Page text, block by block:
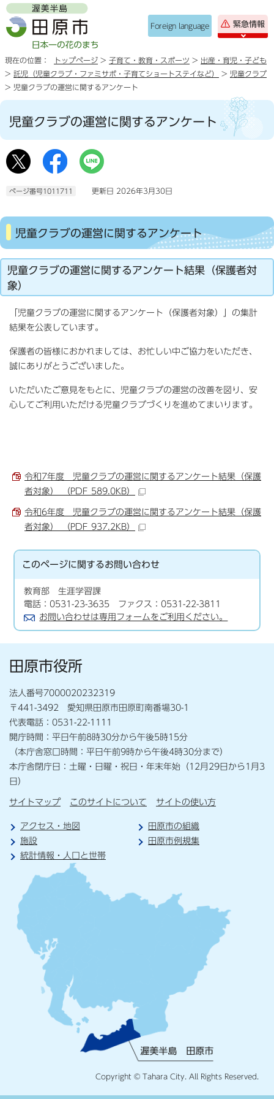
Foreign language 緊急情報
現在の位置： トップページ > 子育て・教育・スポーツ > 出産・育児・子ども
> 託児（児童クラブ・ファミサポ・子育てショートステイなど） > 児童クラブ
> 児童クラブの運営に関するアンケート
児童クラブの運営に関するアンケート
ページ番号1011711 更新日 2026年3月30日
児童クラブの運営に関するアンケート
児童クラブの運営に関するアンケート結果（保護者対
象）
「児童クラブの運営に関するアンケート（保護者対象）」の集計
結果を公表しています。
保護者の皆様におかれましては、お忙しい中ご協力をいただき、
誠にありがとうございました。
いただいたご意見をもとに、児童クラブの運営の改善を図り、安
心してご利用いただける児童クラブづくりを進めてまいります。
令和7年度 児童クラブの運営に関するアンケート結果（保護
者対象） （PDF 589.0KB）
令和6年度 児童クラブの運営に関するアンケート結果（保護
者対象） （PDF 937.2KB）
このページに関するお問い合わせ
教育部 生涯学習課
電話：0531-23-3635 ファクス：0531-22-3811
お問い合わせは専用フォームをご利用ください。
田原市役所
法人番号7000020232319
〒441-3492 愛知県田原市田原町南番場30-1
代表電話：0531-22-1111
開庁時間：平日午前8時30分から午後5時15分
（本庁舎窓口時間：平日午前9時から午後4時30分まで）
本庁舎閉庁日：土曜・日曜・祝日・年末年始（12月29日から1月3
日）
サイトマップ このサイトについて サイトの使い方
アクセス・地図
田原市の組織
施設
田原市例規集
統計情報・人口と世帯
Copyright © Tahara City. All Rights Reserved.